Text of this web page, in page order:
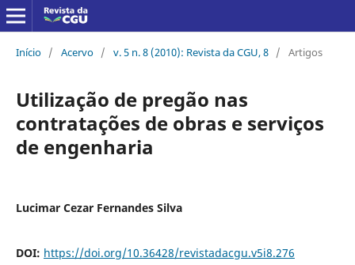
Início / Acervo / v. 5 n. 8 (2010): Revista da CGU, 8 / Artigos
Utilização de pregão nas
contratações de obras e serviços
de engenharia
Lucimar Cezar Fernandes Silva
DOI: https://doi.org/10.36428/revistadacgu.v5i8.276